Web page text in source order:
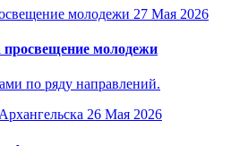
27 Мая 2026
молодежи
по ряду направлений.
26 Мая 2026